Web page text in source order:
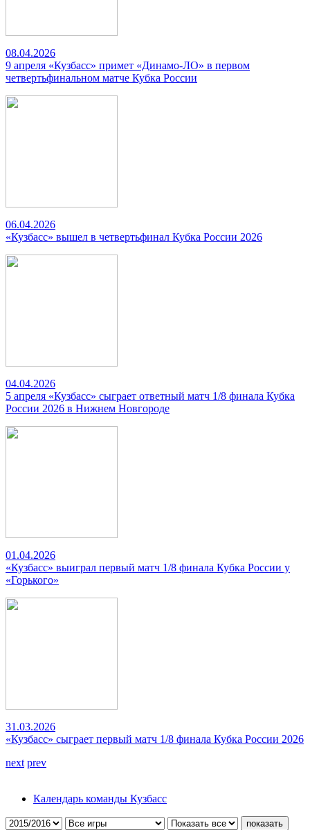
08.04.2026
9 апреля «Кузбасс» примет «Динамо-ЛО» в первом
четвертьфинальном матче Кубка России
06.04.2026
«Кузбасс» вышел в четвертьфинал Кубка России 2026
04.04.2026
5 апреля «Кузбасс» сыграет ответный матч 1/8 финала Кубка
России 2026 в Нижнем Новгороде
01.04.2026
«Кузбасс» выиграл первый матч 1/8 финала Кубка России у
«Горького»
31.03.2026
«Кузбасс» сыграет первый матч 1/8 финала Кубка России 2026
next prev
Календарь команды Кузбасс